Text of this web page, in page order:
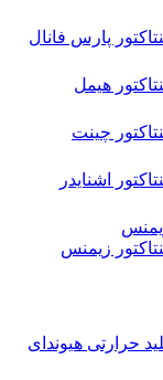
پارس فانال
هیمل
چینت
اشنایدر
زیمنس
حرارتی هیوندای